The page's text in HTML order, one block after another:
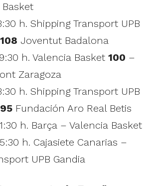
h. Shipping Transport UPB
108 Joventut Badalona
h. Valencia Basket 100 –
Zaragoza
h. Shipping Transport UPB
95 Fundación Aro Real Betis
h. Barça – Valencia Basket
h. Cajasiete Canarias –
UPB Gandia